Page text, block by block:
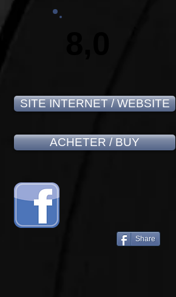
SITE INTERNET / WEBSITE
ACHETER / BUY
Share